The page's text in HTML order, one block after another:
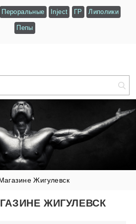
Пероральные Inject ГР Липолики
Пепы
Жигулевск
ЖИГУЛЕВСК